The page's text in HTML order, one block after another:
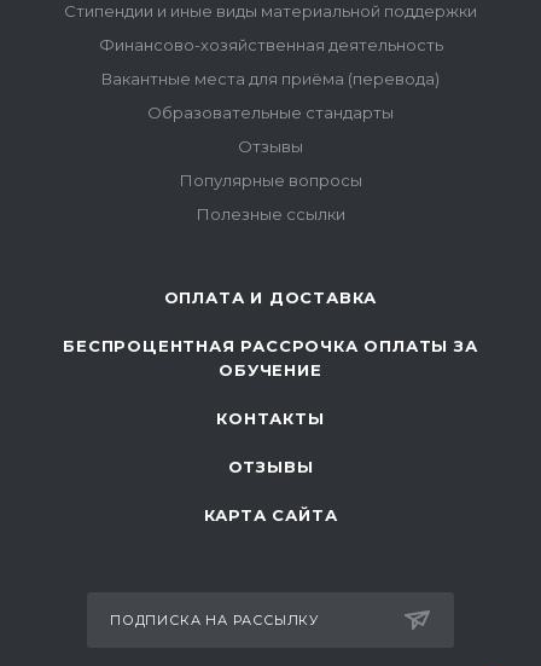
Стипендии и иные виды материальной поддержки
Финансово-хозяйственная деятельность
Вакантные места для приёма (перевода)
Образовательные стандарты
Отзывы
Популярные вопросы
Полезные ссылки
ОПЛАТА И ДОСТАВКА
БЕСПРОЦЕНТНАЯ РАССРОЧКА ОПЛАТЫ ЗА
ОБУЧЕНИЕ
КОНТАКТЫ
ОТЗЫВЫ
КАРТА САЙТА
ПОДПИСКА НА РАССЫЛКУ